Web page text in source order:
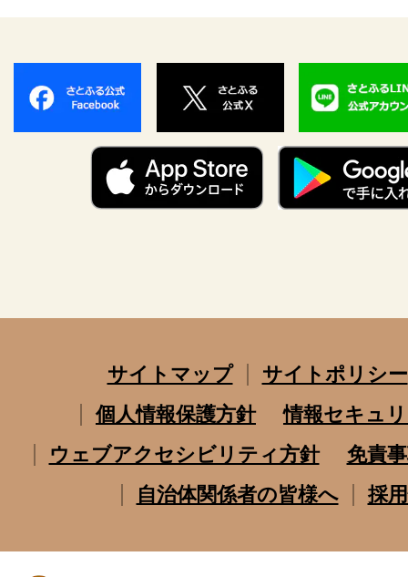
サイトマップ
サイトポリシー
個人情報保護方針
情報セキュ
ウェブアクセシビリティ方針
免責
自治体関係者の皆様へ
採